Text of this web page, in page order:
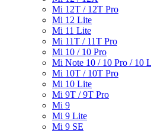
Mi 12T / 12T Pro
Mi 12 Lite
Mi 11 Lite
Mi 11T / 11T Pro
Mi 10 / 10 Pro
Mi Note 10 / 10 Pro / 10
Mi 10T / 10T Pro
Mi 10 Lite
Mi 9T / 9T Pro
Mi 9
Mi 9 Lite
Mi 9 SE